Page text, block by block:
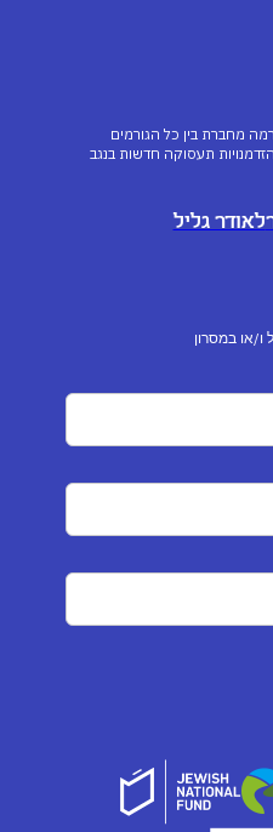
מחברת בין כל הגורמים
תעסוקה חדשות בנגב
לאודר גליל
ו/או במסרון